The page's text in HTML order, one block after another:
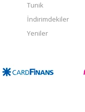
Tunik
İndirimdekiler
Yeniler